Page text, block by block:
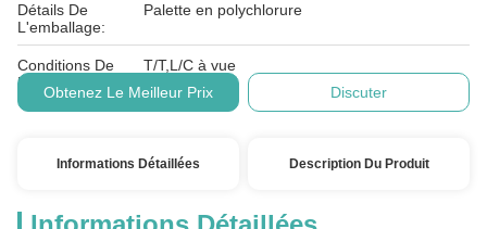
Détails De
L'emballage:
Palette en polychlorure
Conditions De
Paiement:
T/T,L/C à vue
Obtenez Le Meilleur Prix
Discuter
Informations Détaillées Description Du Produit